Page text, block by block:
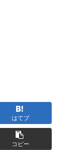
はてブ
コピー